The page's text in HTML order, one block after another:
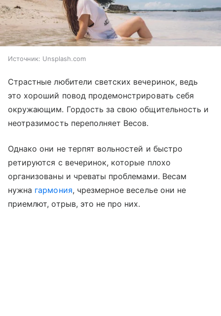
Источник: Unsplash.com
Страстные любители светских вечеринок, ведь
это хороший повод продемонстрировать себя
окружающим. Гордость за свою общительность и
неотразимость переполняет Весов.
Однако они не терпят вольностей и быстро
ретируются с вечеринок, которые плохо
организованы и чреваты проблемами. Весам
нужна гармония, чрезмерное веселье они не
приемлют, отрыв, это не про них.